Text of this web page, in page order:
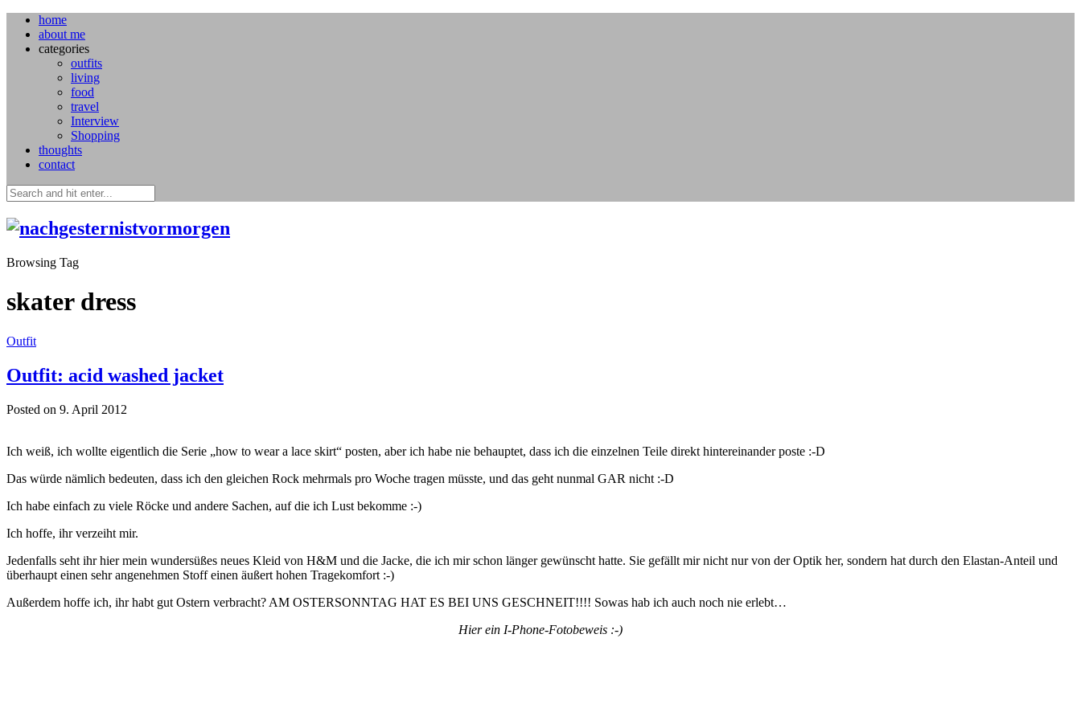
home
about me
categories
outfits
living
food
travel
Interview
Shopping
thoughts
contact
Browsing Tag
skater dress
Outfit
Outfit: acid washed jacket
Posted on 9. April 2012
Ich weiß, ich wollte eigentlich die Serie „how to wear a lace skirt“ posten, aber ich habe nie behauptet, dass ich die einzelnen Teile direkt hintereinander poste :-D
Das würde nämlich bedeuten, dass ich den gleichen Rock mehrmals pro Woche tragen müsste, und das geht nunmal GAR nicht :-D
Ich habe einfach zu viele Röcke und andere Sachen, auf die ich Lust bekomme :-)
Ich hoffe, ihr verzeiht mir.
Jedenfalls seht ihr hier mein wundersüßes neues Kleid von H&M und die Jacke, die ich mir schon länger gewünscht hatte. Sie gefällt mir nicht nur von der Optik her, sondern hat durch den Elastan-Anteil und
überhaupt einen sehr angenehmen Stoff einen äußert hohen Tragekomfort :-)
Außerdem hoffe ich, ihr habt gut Ostern verbracht? AM OSTERSONNTAG HAT ES BEI UNS GESCHNEIT!!!! Sowas hab ich auch noch nie erlebt…
Hier ein I-Phone-Fotobeweis :-)